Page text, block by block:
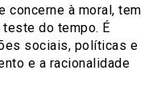
concerne à moral, tem
do tempo. É
sociais, políticas e
e a racionalidade